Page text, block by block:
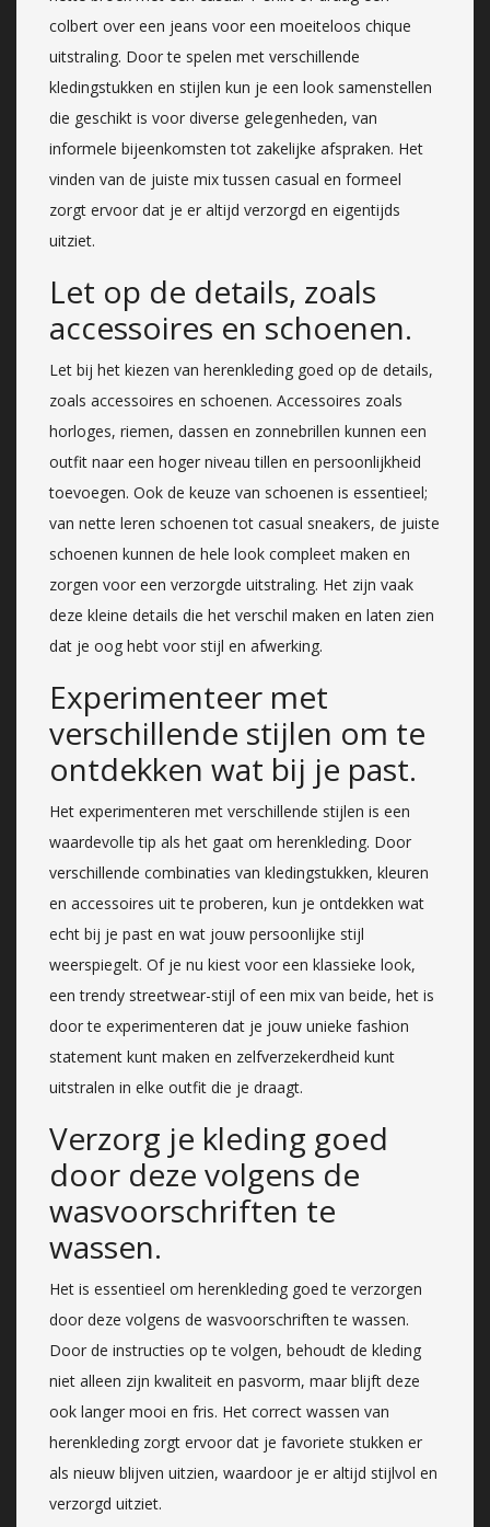
colbert over een jeans voor een moeiteloos chique
uitstraling. Door te spelen met verschillende
kledingstukken en stijlen kun je een look samenstellen
die geschikt is voor diverse gelegenheden, van
informele bijeenkomsten tot zakelijke afspraken. Het
vinden van de juiste mix tussen casual en formeel
zorgt ervoor dat je er altijd verzorgd en eigentijds
uitziet.
Let op de details, zoals
accessoires en schoenen.
Let bij het kiezen van herenkleding goed op de details,
zoals accessoires en schoenen. Accessoires zoals
horloges, riemen, dassen en zonnebrillen kunnen een
outfit naar een hoger niveau tillen en persoonlijkheid
toevoegen. Ook de keuze van schoenen is essentieel;
van nette leren schoenen tot casual sneakers, de juiste
schoenen kunnen de hele look compleet maken en
zorgen voor een verzorgde uitstraling. Het zijn vaak
deze kleine details die het verschil maken en laten zien
dat je oog hebt voor stijl en afwerking.
Experimenteer met
verschillende stijlen om te
ontdekken wat bij je past.
Het experimenteren met verschillende stijlen is een
waardevolle tip als het gaat om herenkleding. Door
verschillende combinaties van kledingstukken, kleuren
en accessoires uit te proberen, kun je ontdekken wat
echt bij je past en wat jouw persoonlijke stijl
weerspiegelt. Of je nu kiest voor een klassieke look,
een trendy streetwear-stijl of een mix van beide, het is
door te experimenteren dat je jouw unieke fashion
statement kunt maken en zelfverzekerdheid kunt
uitstralen in elke outfit die je draagt.
Verzorg je kleding goed
door deze volgens de
wasvoorschriften te
wassen.
Het is essentieel om herenkleding goed te verzorgen
door deze volgens de wasvoorschriften te wassen.
Door de instructies op te volgen, behoudt de kleding
niet alleen zijn kwaliteit en pasvorm, maar blijft deze
ook langer mooi en fris. Het correct wassen van
herenkleding zorgt ervoor dat je favoriete stukken er
als nieuw blijven uitzien, waardoor je er altijd stijlvol en
verzorgd uitziet.